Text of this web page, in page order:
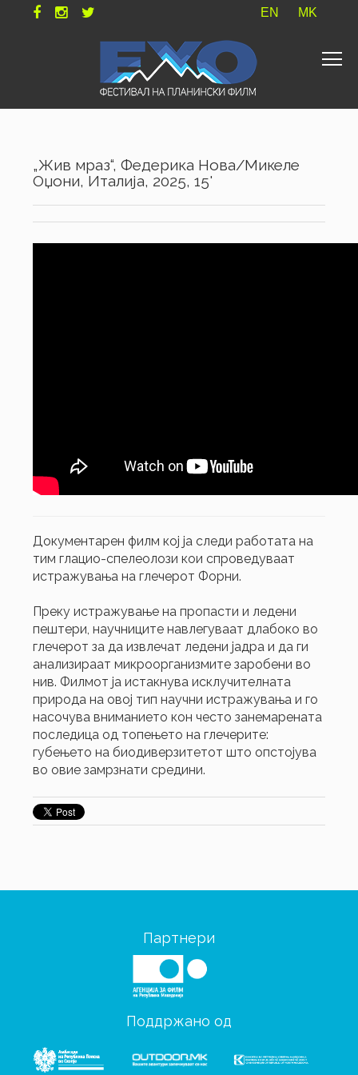
EN MK
„Жив мраз“, Федерика Нова/Микеле
Оџони, Италија, 2025, 15'
Документарен филм кој ја следи работата на
тим глацио-спелеолози кои спроведуваат
истражувања на глечерот Форни.
Преку истражување на пропасти и ледени
пештери, научниците навлегуваат длабоко во
глечерот за да извлечат ледени јадра и да ги
анализираат микроорганизмите заробени во
нив. Филмот ја истакнува исклучителната
природа на овој тип научни истражувања и го
насочува вниманието кон често занемарената
последица од топењето на глечерите:
губењето на биодиверзитетот што опстојува
во овие замрзнати средини.
Партнери
Поддржано од